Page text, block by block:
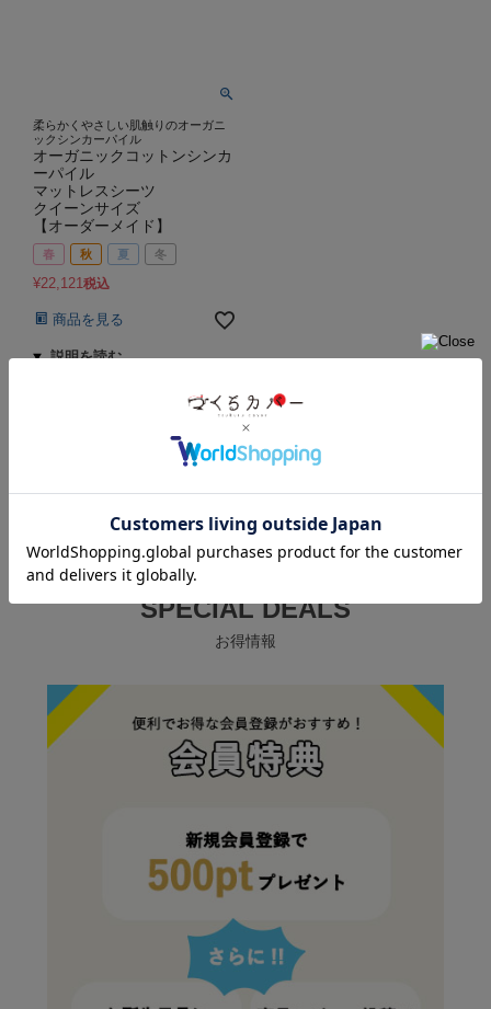
柔らかくやさしい肌触りのオーガニ
ックシンカーパイル
オーガニックコットンシンカ
ーパイル
マットレスシーツ
クイーンサイズ
【オーダーメイド】
春 秋 夏 冬
¥22,121税込
商品を見る
おすすめ順 価格が安い順
SPECIAL DEALS
お得情報